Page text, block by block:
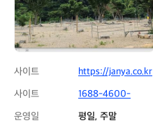
사이트
https://janya.co.kr
사이트
1688-4600-
운영일
평일, 주말